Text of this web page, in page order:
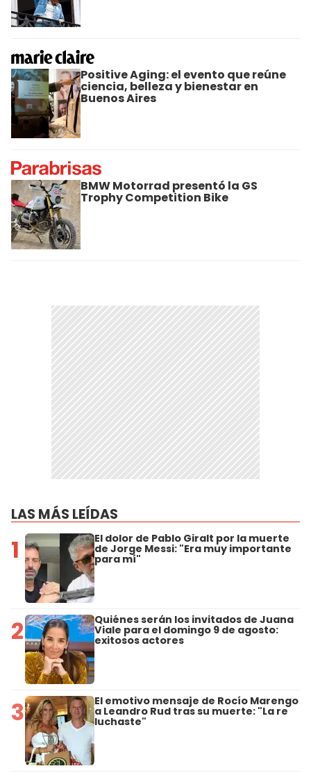
Positive Aging: el evento que reúne
ciencia, belleza y bienestar en
Buenos Aires
BMW Motorrad presentó la GS
Trophy Competition Bike
LAS MÁS LEÍDAS
1 El dolor de Pablo Giralt por la muerte
de Jorge Messi: "Era muy importante
para mí"
2 Quiénes serán los invitados de Juana
Viale para el domingo 9 de agosto:
exitosos actores
3 El emotivo mensaje de Rocío Marengo
a Leandro Rud tras su muerte: "La re
luchaste"